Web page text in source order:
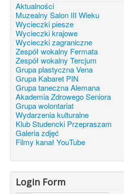
Aktualności
Muzealny Salon III Wieku
Wycieczki piesze
Wycieczki krajowe
Wycieczki zagraniczne
Zespół wokalny Fermata
Zespół wokalny Tercjum
Grupa plastyczna Vena
Grupa Kabaret PIN
Grupa taneczna Alemana
Akademia Zdrowego Seniora
Grupa wolontariat
Wydarzenia kulturalne
Klub Studencki Przepraszam
Galeria zdjęć
Filmy kanał YouTube
Login Form